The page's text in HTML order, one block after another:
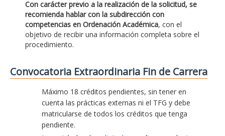
Con carácter previo a la realización de la solicitud, se
recomienda hablar con la subdirección con
competencias en Ordenación Académica, con el
objetivo de recibir una información completa sobre el
procedimiento.
Convocatoria Extraordinaria Fin de Carrera
Máximo 18 créditos pendientes, sin tener en
cuenta las prácticas externas ni el TFG y debe
matricularse de todos los créditos que tenga
pendiente.